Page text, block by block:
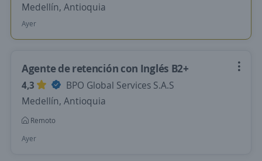
Medellín, Antioquia
Ayer
Agente de retención con Inglés B2+
4,3
BPO Global Services S.A.S
Medellín, Antioquia
Remoto
Ayer